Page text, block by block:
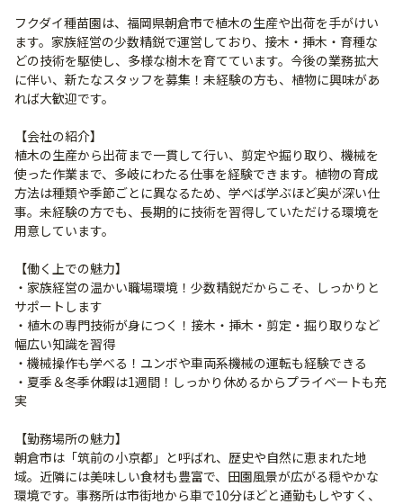
フクダイ種苗園は、福岡県朝倉市で植木の生産や出荷を手がけい
ます。家族経営の少数精鋭で運営しており、接木・挿木・育種な
どの技術を駆使し、多様な樹木を育てています。今後の業務拡大
に伴い、新たなスタッフを募集！未経験の方も、植物に興味があ
れば大歓迎です。
【会社の紹介】
植木の生産から出荷まで一貫して行い、剪定や掘り取り、機械を
使った作業まで、多岐にわたる仕事を経験できます。植物の育成
方法は種類や季節ごとに異なるため、学べば学ぶほど奥が深い仕
事。未経験の方でも、長期的に技術を習得していただける環境を
用意しています。
【働く上での魅力】
・家族経営の温かい職場環境！少数精鋭だからこそ、しっかりと
サポートします
・植木の専門技術が身につく！接木・挿木・剪定・掘り取りなど
幅広い知識を習得
・機械操作も学べる！ユンボや車両系機械の運転も経験できる
・夏季＆冬季休暇は1週間！しっかり休めるからプライベートも充
実
【勤務場所の魅力】
朝倉市は「筑前の小京都」と呼ばれ、歴史や自然に恵まれた地
域。近隣には美味しい食材も豊富で、田園風景が広がる穏やかな
環境です。事務所は市街地から車で10分ほどと通勤もしやすく、